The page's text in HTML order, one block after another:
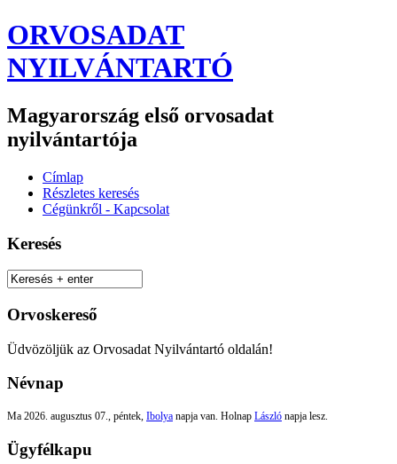
ORVOSADAT
NYILVÁNTARTÓ
Magyarország első orvosadat
nyilvántartója
Címlap
Részletes keresés
Cégünkről - Kapcsolat
Keresés
Orvoskereső
Üdvözöljük az Orvosadat Nyilvántartó oldalán!
Névnap
Ma 2026. augusztus 07., péntek, Ibolya napja van. Holnap László napja lesz.
Ügyfélkapu